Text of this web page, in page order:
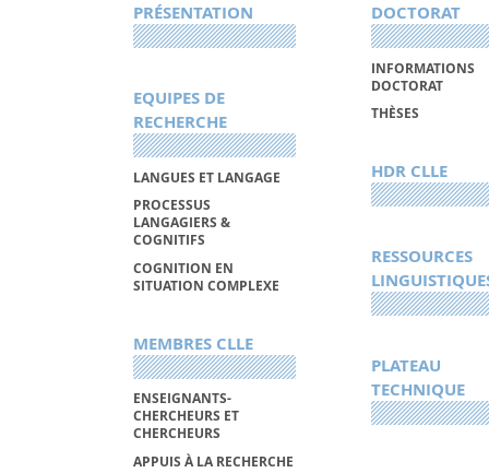
PRÉSENTATION
EQUIPES DE
RECHERCHE
LANGUES ET LANGAGE
PROCESSUS
LANGAGIERS &
COGNITIFS
COGNITION EN
SITUATION COMPLEXE
MEMBRES CLLE
ENSEIGNANTS-
CHERCHEURS ET
CHERCHEURS
APPUIS À LA RECHERCHE
DOCTORAT
INFORMATIONS
DOCTORAT
THÈSES
HDR CLLE
RESSOURCES
PLATEAU
TECHNIQUE